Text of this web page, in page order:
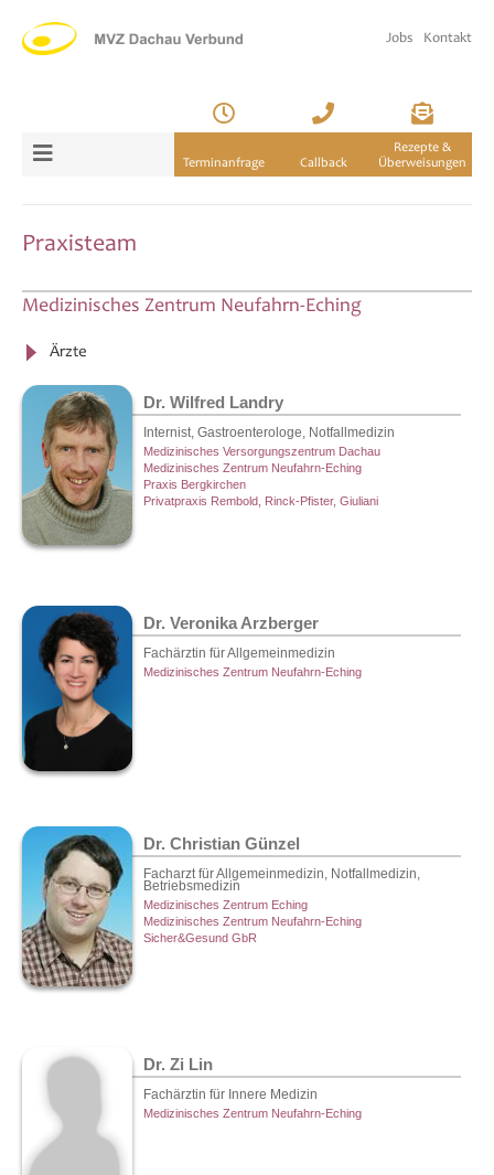
Jobs Kontakt
Terminanfrage Callback
Rezepte &
Überweisungen
Praxisteam
Medizinisches Zentrum Neufahrn-Eching
Ärzte
Dr. Wilfred Landry
Internist, Gastroenterologe, Notfallmedizin
Medizinisches Versorgungszentrum Dachau
Medizinisches Zentrum Neufahrn-Eching
Praxis Bergkirchen
Privatpraxis Rembold, Rinck-Pfister, Giuliani
Dr. Veronika Arzberger
Fachärztin für Allgemeinmedizin
Medizinisches Zentrum Neufahrn-Eching
Dr. Christian Günzel
Facharzt für Allgemeinmedizin, Notfallmedizin,
Betriebsmedizin
Medizinisches Zentrum Eching
Medizinisches Zentrum Neufahrn-Eching
Sicher&Gesund GbR
Dr. Zi Lin
Fachärztin für Innere Medizin
Medizinisches Zentrum Neufahrn-Eching